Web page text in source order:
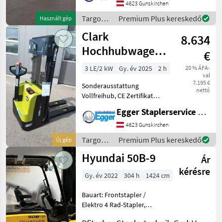
Használt gép
Sonderausstattung 3.
Ventil, 4. Ventil,
Arbeitsscheinwerfer hinten,
Arbeitsscheinwerfer v
4623 Gunskirchen
Targoncák
és
raktártechnika
/ Still
Premium Plus kereskedő
Új gép
Clark
Hochhubwagen
SWX12
8.634
€
20 % ÁFA-
val
7.195 €
nettó
3 LE/2 kW Gy. év 2025
2 h
Sonderausstattung
Vollfreihub, CE Zertifikat
(kg): 0 - 1500, Oszlop típusa:
Hármas, Első targonca, :
Első targonca Targoncák és
raktártechnika T
Egger Staplerservice GmbH &Co KG
4623 Gunskirchen
Targoncák
és
raktártechnika
Premium Plus kereskedő
Hyundai 50B-9
Ár
kérésre
Gy. év 2022 304 h 1424 cm
Bauart: Frontstapler /
Elektro 4 Rad-Stapler,